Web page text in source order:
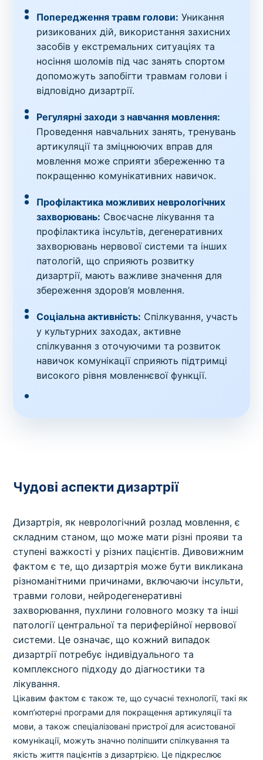
Попередження травм голови: Уникання
ризикованих дій, використання захисних
засобів у екстремальних ситуаціях та
носіння шоломів під час занять спортом
допоможуть запобігти травмам голови і
відповідно дизартрії.
Регулярні заходи з навчання мовлення:
Проведення навчальних занять, тренувань
артикуляції та зміцнюючих вправ для
мовлення може сприяти збереженню та
покращенню комунікативних навичок.
Профілактика можливих неврологічних
захворювань: Своєчасне лікування та
профілактика інсультів, дегенеративних
захворювань нервової системи та інших
патологій, що сприяють розвитку
дизартрії, мають важливе значення для
збереження здоров’я мовлення.
Соціальна активність: Спілкування, участь
у культурних заходах, активне
спілкування з оточуючими та розвиток
навичок комунікації сприяють підтримці
високого рівня мовленнєвої функції.
Чудові аспекти дизартрії
Дизартрія, як неврологічний розлад мовлення, є
складним станом, що може мати різні прояви та
ступені важкості у різних пацієнтів. Дивовижним
фактом є те, що дизартрія може бути викликана
різноманітними причинами, включаючи інсульти,
травми голови, нейродегенеративні
захворювання, пухлини головного мозку та інші
патології центральної та периферійної нервової
системи. Це означає, що кожний випадок
дизартрії потребує індивідуального та
комплексного підходу до діагностики та
лікування.
Цікавим фактом є також те, що сучасні технології, такі як
комп’ютерні програми для покращення артикуляції та
мови, а також спеціалізовані пристрої для асистованої
комунікації, можуть значно поліпшити спілкування та
якість життя пацієнтів з дизартрією. Це підкреслює